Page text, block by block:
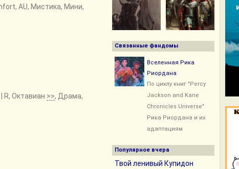
AU, Мистика, Мини,
| R, Октавиан >>, Драма,
Связанные фандомы
Вселенная Рика
Риордана
По циклу книг "Percy
Jackson and Kane
Chronicles Universe"
Рика Риордана и их
адаптациям
Популярное вчера
Твой ленивый Купидон